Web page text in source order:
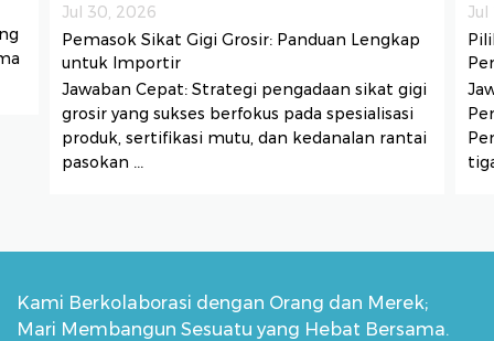
Jul 30, 2026
Pemasok Sikat Gigi Grosir: Panduan Lengkap
untuk Importir
Jawaban Cepat: Strategi pengadaan sikat gigi
grosir yang sukses berfokus pada spesialisasi
produk, sertifikasi mutu, dan kedanalan rantai
pasokan ...
Jul
Kami Berkolaborasi dengan Orang dan Merek;
Mari Membangun Sesuatu yang Hebat Bersama.